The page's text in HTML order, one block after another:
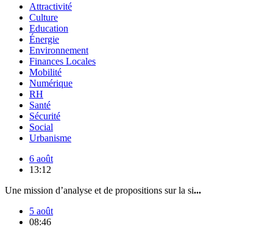
Attractivité
Culture
Education
Énergie
Environnement
Finances Locales
Mobilité
Numérique
RH
Santé
Sécurité
Social
Urbanisme
6 août
13:12
Une mission d’analyse et de propositions sur la si...
5 août
08:46